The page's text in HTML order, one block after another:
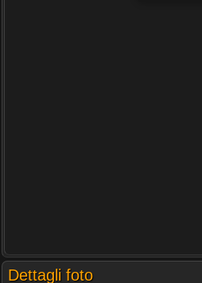
Dettagli foto